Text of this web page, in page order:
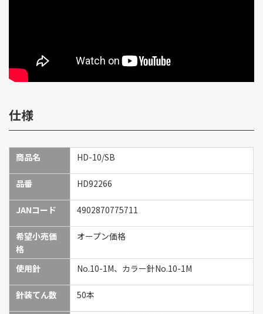
仕様
商品名 HD-10/SB
品番 HD92266
JANコード 4902870775711
希望小売価
格
オープン価格
使用針 No.10-1M、 カラー針No.10-1M
針装てん数 50本